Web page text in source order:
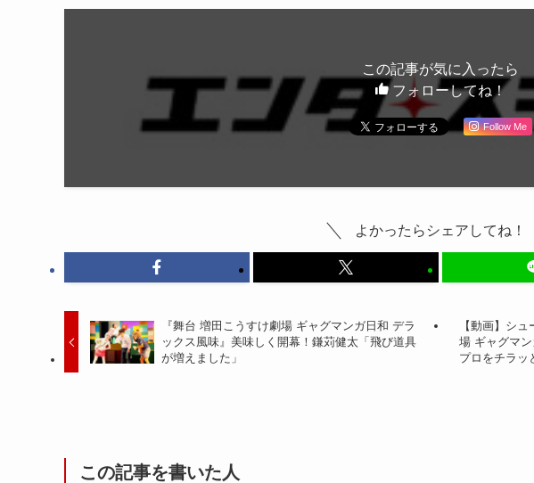
この記事が気に入ったら
フォローしてね！
Follow Me
よかったらシェアしてね！
『舞台 増田こうすけ劇場 ギャグマンガ日和 デラ
ックス風味』美味しく開幕！鎌苅健太「飛び道具
が増えました」
【動画】シ
場 ギャグマ
プロをチラッ
この記事を書いた人